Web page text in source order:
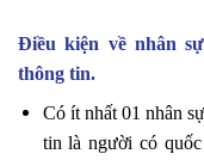
Điều kiện về nhân
thông tin.
Có ít nhất 01 nhân
tin là người có